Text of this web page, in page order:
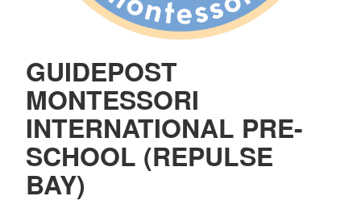
GUIDEPOST
MONTESSORI
INTERNATIONAL PRE-
SCHOOL (REPULSE
BAY)